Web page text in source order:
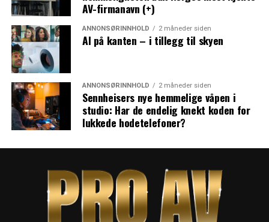
AV-firmanavn (+)
ANNONSØRINNHOLD 2 måneder siden
AI på kanten – i tillegg til skyen
ANNONSØRINNHOLD 2 måneder siden
Sennheisers nye hemmelige våpen i
studio: Har de endelig knekt koden for
lukkede hodetelefoner?